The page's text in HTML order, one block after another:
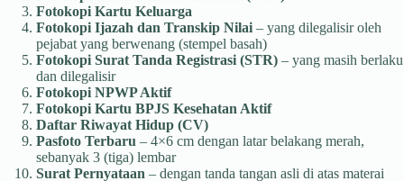
Fotokopi Kartu Keluarga
Fotokopi Ijazah dan Transkip Nilai – yang dilegalisir oleh
pejabat yang berwenang (stempel basah)
Fotokopi Surat Tanda Registrasi (STR) – yang masih berlaku
dan dilegalisir
Fotokopi NPWP Aktif
Fotokopi Kartu BPJS Kesehatan Aktif
Daftar Riwayat Hidup (CV)
Pasfoto Terbaru – 4×6 cm dengan latar belakang merah,
sebanyak 3 (tiga) lembar
Surat Pernyataan – dengan tanda tangan asli di atas materai